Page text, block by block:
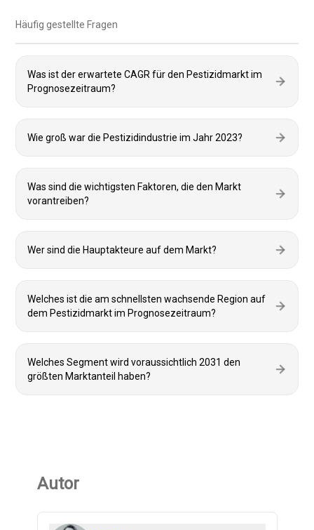
Häufig gestellte Fragen
Was ist der erwartete CAGR für den Pestizidmarkt im
Prognosezeitraum?
Wie groß war die Pestizidindustrie im Jahr 2023?
Was sind die wichtigsten Faktoren, die den Markt
vorantreiben?
Wer sind die Hauptakteure auf dem Markt?
Welches ist die am schnellsten wachsende Region auf
dem Pestizidmarkt im Prognosezeitraum?
Welches Segment wird voraussichtlich 2031 den
größten Marktanteil haben?
Autor